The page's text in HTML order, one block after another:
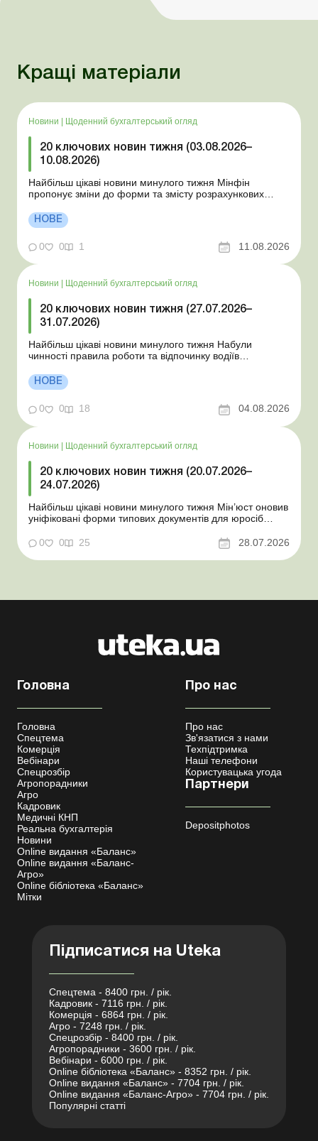
Кращі матеріали
Новини Щоденний бухгалтерський огляд
20 ключових новин тижня (03.08.2026–
10.08.2026)
Найбільш цікаві новини минулого тижня Мінфін
пропонує зміни до форми та змісту розрахункових
практичних ситуацій: лист від 10.07.2026 НБУ
унормовав порядок примусового списання коштів без
нової Об’є...
НОВЕ
0 0 1 11.08.2026
Новини Щоденний бухгалтерський огляд
20 ключових новин тижня (27.07.2026–
31.07.2026)
Найбільш цікаві новини минулого тижня Набули
чинності правила роботи та відпочинку водіїв
стан Для сільгосппідприємств і ФОП запроваджено нові
одноразові статистичні форми З 2 серпня змінюється
порядок зарахування окремих періодів роботи до стр...
НОВЕ
0 0 18 04.08.2026
Новини | Щоденний бухгалтерський огляд
20 ключових новин тижня (20.07.2026–
24.07.2026)
Найбільш цікаві новини минулого тижня Мін’юст оновив
уніфіковані форми типових документів для юросіб
координаційного центру з організації бронювання У
працівника виявлено статус «у розшуку»: що потрібно
знати роботодавцям Закон про ВП...
0 0 25 28.07.2026
Головна
Головна
Спецтема
Комерція
Вебінари
Спецрозбір
Агропорадники
Агро
Кадровик
Медичні КНП
Реальна бухгалтерія
Новини
Online видання «Баланс»
Online видання «Баланс-
Агро»
Online бібліотека «Баланс»
Мітки
Про нас
Про нас
Зв'язатися з нами
Техпідтримка
Наші телефони
Користувацька угода
Партнери
Depositphotos
Підписатися на Uteka
Спецтема - 8400 грн. / рік.
Кадровик - 7116 грн. / рік.
Комерція - 6864 грн. / рік.
Агро - 7248 грн. / рік.
Спецрозбір - 8400 грн. / рік.
Агропорадники - 3600 грн. / рік.
Вебінари - 6000 грн. / рік.
Online бібліотека «Баланс» - 8352 грн. / рік.
Online видання «Баланс» - 7704 грн. / рік.
Online видання «Баланс-Агро» - 7704 грн. / рік.
Популярні статті